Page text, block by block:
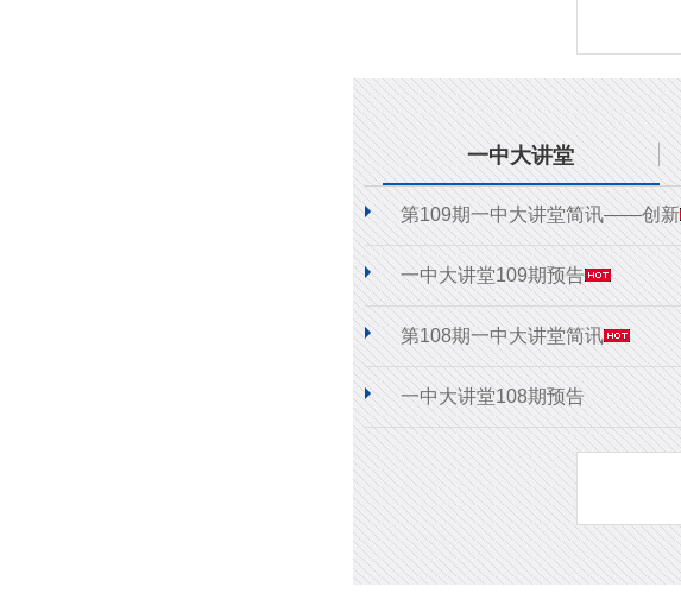
一中大讲堂
第109期一中大讲堂简讯——创新
一中大讲堂109期预告
第108期一中大讲堂简讯
一中大讲堂108期预告